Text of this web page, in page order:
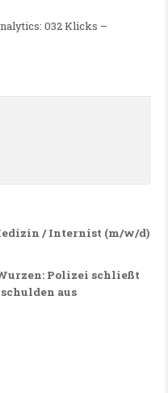
032 Klicks –
/ Internist (m/w/d)
Polizei schließt
aus